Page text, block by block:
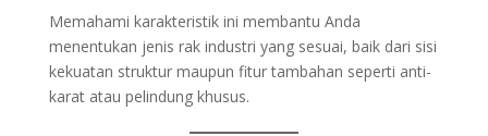
Memahami karakteristik ini membantu Anda
menentukan jenis rak industri yang sesuai, baik dari sisi
kekuatan struktur maupun fitur tambahan seperti anti-
karat atau pelindung khusus.